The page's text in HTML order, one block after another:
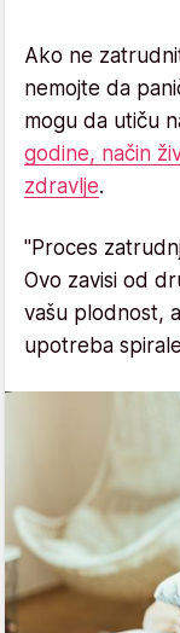
Ako ne
nemojte da
mogu da utiču
godine, način
zdravlje.
"Proces
Ovo zavisi od
vašu plodnost,
upotreba